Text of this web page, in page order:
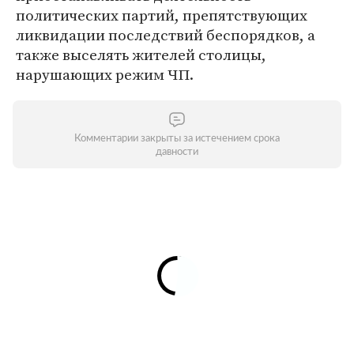
политических партий, препятствующих
ликвидации последствий беспорядков, а
также выселять жителей столицы,
нарушающих режим ЧП.
Комментарии закрыты за истечением срока
давности